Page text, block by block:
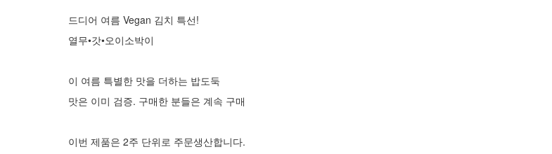
드디어 여름 Vegan 김치 특선!
열무•갓•오이소박이
이 여름 특별한 맛을 더하는 밥도둑
맛은 이미 검증. 구매한 분들은 계속 구매
이번 제품은 2주 단위로 주문생산합니다.